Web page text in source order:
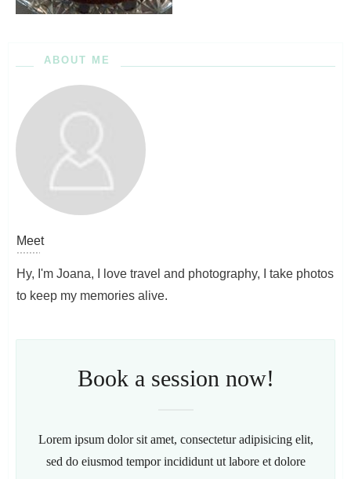
ABOUT ME
Meet
Hy, I'm Joana, I love travel and photography, I take photos
to keep my memories alive.
Book a session now!
Lorem ipsum dolor sit amet, consectetur adipisicing elit,
sed do eiusmod tempor incididunt ut labore et dolore